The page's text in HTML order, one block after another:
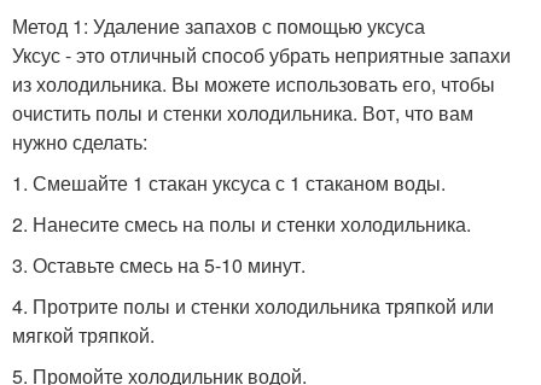
Метод 1: Удаление запахов с помощью уксуса
Уксус - это отличный способ убрать неприятные запахи
из холодильника. Вы можете использовать его, чтобы
очистить полы и стенки холодильника. Вот, что вам
нужно сделать:
1. Смешайте 1 стакан уксуса с 1 стаканом воды.
2. Нанесите смесь на полы и стенки холодильника.
3. Оставьте смесь на 5-10 минут.
4. Протрите полы и стенки холодильника тряпкой или
мягкой тряпкой.
5. Промойте холодильник водой.